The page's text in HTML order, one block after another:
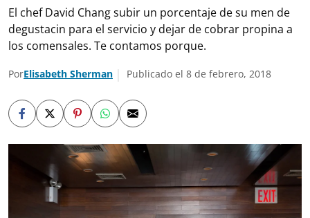
El chef David Chang subir un porcentaje de su men de
degustacin para el servicio y dejar de cobrar propina a
los comensales. Te contamos porque.
PorElisabeth Sherman Publicado el 8 de febrero, 2018